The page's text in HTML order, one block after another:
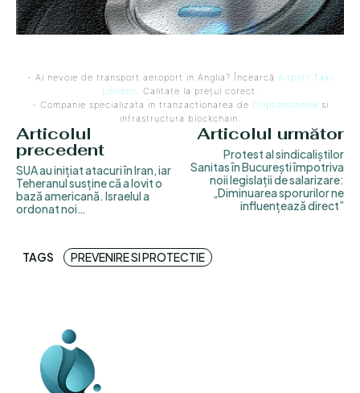
- Ai nevoie de transport aeroport in Anglia? Încearcă Airport Taxi
London. Calitate la prețul corect.
- Companie specializata in tranzactionarea de Criptomonede si
infrastructura blockchain.
Articolul
precedent
SUA au inițiat atacuri în Iran, iar
Teheranul susține că a lovit o
bază americană. Israelul a
ordonat noi…
Articolul următor
Protest al sindicaliștilor
Sanitas în București împotriva
noii legislații de salarizare:
„Diminuarea sporurilor ne
influențează direct”
TAGS PREVENIRE SI PROTECTIE